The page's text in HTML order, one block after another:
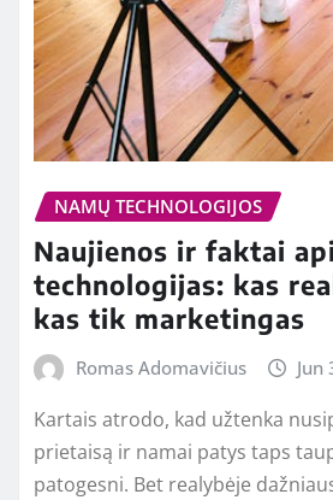
NAMŲ TECHNOLOGIJOS
Naujienos ir faktai
technologijas: kas
kas tik marketingas
Romas Adomavičius Jun
Kartais atrodo, kad užtenka
prietaisą ir namai patys taps
patogesni. Bet realybėje